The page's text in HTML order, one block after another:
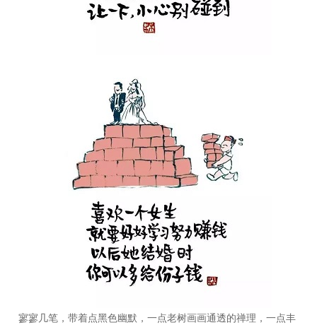
寥寥几笔，带着点黑色幽默，一点老树画画通透的禅理，一点丰